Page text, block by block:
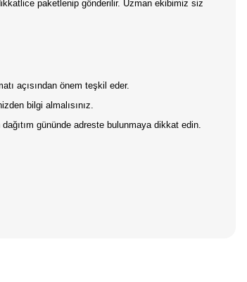
paketlenip gönderilir. Uzman ekibimiz siz
açısından önem teşkil eder.
bilgi almalısınız.
gününde adreste bulunmaya dikkat edin.